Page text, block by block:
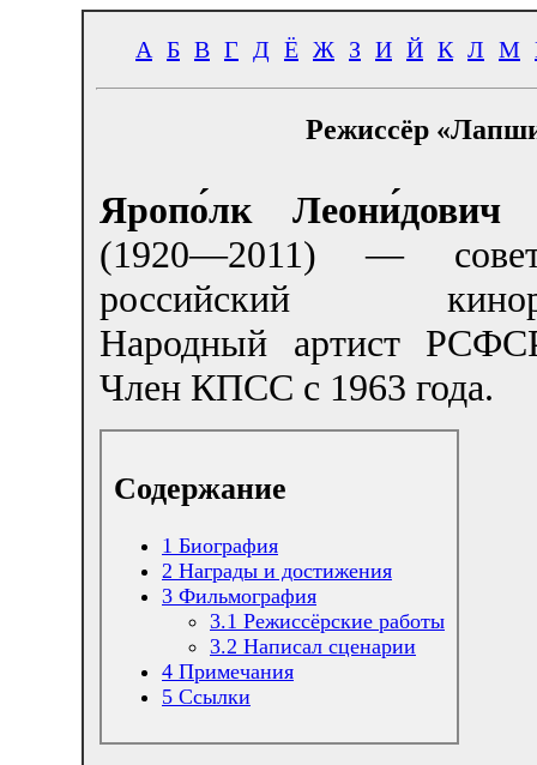
А Б В Г Д Ё Ж З И Й К Л М
Режиссёр
Яропо́лк
(1920—2011) —
российский
Народный артист
Член КПСС с 1963 года.
Содержание
1 Биография
2 Награды и достижения
3 Фильмография
3.1 Режиссёрские работы
3.2 Написал сценарии
4 Примечания
5 Ссылки